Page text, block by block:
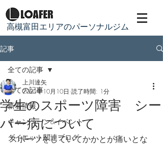
​高槻富田エリアのパーソナルジム
記事
全ての記事
新着情報
キャンペーン&イベント
ダイエット関連ブログ
全ての記事
学生のスポーツ障害 シー
バー病について
上川達矢
2021年10月10日 読了時間: 1分
スポーツをしていてかかとが痛いとな